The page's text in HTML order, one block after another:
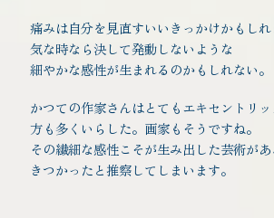
痛みは自分を見直すいいきっかけかもし
気な時なら決して発動しないような
細やかな感性が生まれるのかもしれない。
かつての作家さんはとてもエキセントリ
方も多くいらした。画家もそうですね。
その繊細な感性こそが生み出した芸術が
きつかったと推察してしまいます。